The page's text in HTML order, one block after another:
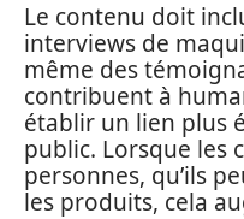
Le contenu doit
interviews de
même des
contribuent à
établir un lien plus
public. Lorsque les
personnes, qu’ils
les produits, cela